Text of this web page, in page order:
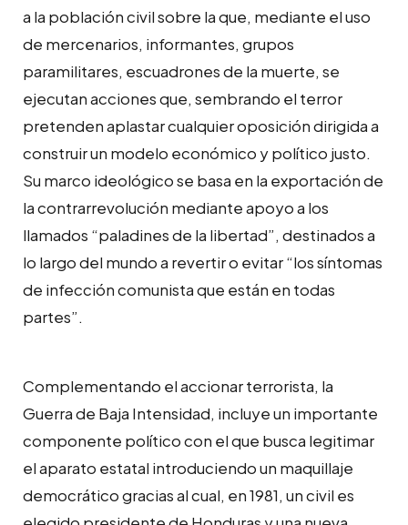
a la población civil sobre la que, mediante el uso
de mercenarios, informantes, grupos
paramilitares, escuadrones de la muerte, se
ejecutan acciones que, sembrando el terror
pretenden aplastar cualquier oposición dirigida a
construir un modelo económico y político justo.
Su marco ideológico se basa en la exportación de
la contrarrevolución mediante apoyo a los
llamados “paladines de la libertad”, destinados a
lo largo del mundo a revertir o evitar “los síntomas
de infección comunista que están en todas
partes”.
Complementando el accionar terrorista, la
Guerra de Baja Intensidad, incluye un importante
componente político con el que busca legitimar
el aparato estatal introduciendo un maquillaje
democrático gracias al cual, en 1981, un civil es